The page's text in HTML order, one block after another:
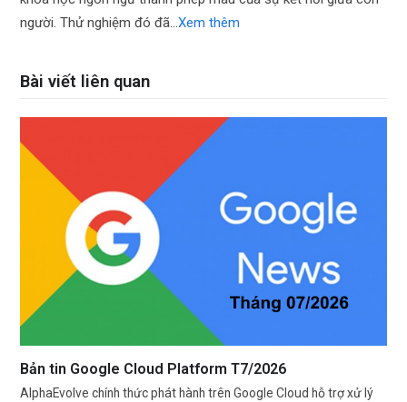
người. Thử nghiệm đó đã…Xem thêm
Bài viết liên quan
Bản tin Google Cloud Platform T7/2026
AlphaEvolve chính thức phát hành trên Google Cloud hỗ trợ xử lý